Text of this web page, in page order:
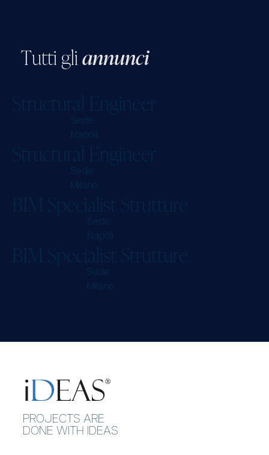
Tuttigliannunci
S
c a E n g n e e
S c a E n g n e e
B M S p ec a s S e
B M S p ec a s S e
PROJEC S ARE
DONE W H DEAS